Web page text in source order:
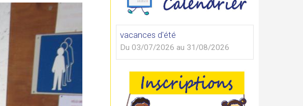
vacances d'été
Du 03/07/2026 au 31/08/2026